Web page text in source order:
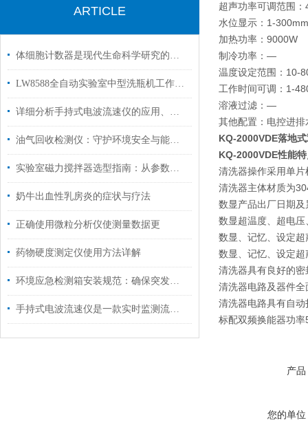
ARTICLE
体细胞计数器是现代生命科学研究的得力助手
LW8588全自动实验室中型洗瓶机工作原理及性能特点
详细分析手持式电波流速仪的应用、配置以及主要优势
油气回收检测仪：守护环境安全与能源效率的重要工具
实验室磁力搅拌器选型指南：从参数匹配到场景适配，精准选购不踩坑
奶牛出血性乳房炎的症状与疗法
正确使用微粒分析仪使测量数据更
药物硬度测定仪使用方法详解
环境应急检测箱安装规范：确保突发环境事件快速响应
手持式电波流速仪是一款实时监测流体运动的便携利器
超声功率可调范围
水位显示：1-300mm
加热功率：9000W
制冷功率：—
温度设定范围：10-
工作时间可调：1-
溶液过滤：—
其他配置：电控进
KQ-2000VDE落地
KQ-2000VDE性能
清洗器操作采用单片
清洗器主体材质为
数显产品出厂日期
数显超温度、超电
数显、记忆、设定
数显、记忆、设定
清洗器具有良好的
清洗器电路及器件
清洗器电路具有自动
标配双频换能器功
产品
您的单位